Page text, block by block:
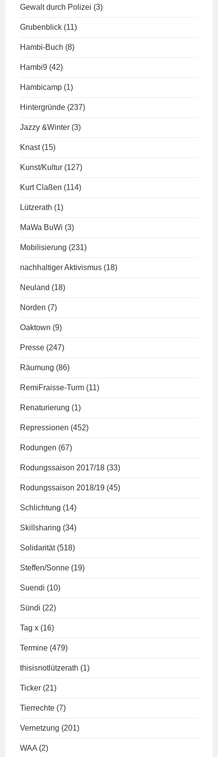
Gewalt durch Polizei (3)
Grubenblick (11)
Hambi-Buch (8)
Hambi9 (42)
Hambicamp (1)
Hintergründe (237)
Jazzy &Winter (3)
Knast (15)
Kunst/Kultur (127)
Kurt Claßen (114)
Lützerath (1)
MaWa BuWi (3)
Mobilisierung (231)
nachhaltiger Aktivismus (18)
Neuland (18)
Norden (7)
Oaktown (9)
Presse (247)
Räumung (86)
RemiFraisse-Turm (11)
Renaturierung (1)
Repressionen (452)
Rodungen (67)
Rodungssaison 2017/18 (33)
Rodungssaison 2018/19 (45)
Schlichtung (14)
Skillsharing (34)
Solidarität (518)
Steffen/Sonne (19)
Suendi (10)
Sündi (22)
Tag x (16)
Termine (479)
thisisnotlützerath (1)
Ticker (21)
Tierrechte (7)
Vernetzung (201)
WAA (2)